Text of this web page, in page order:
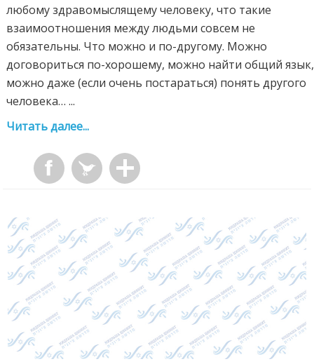
любому здравомыслящему человеку, что такие
взаимоотношения между людьми совсем не
обязательны. Что можно и по-другому. Можно
договориться по-хорошему, можно найти общий язык,
можно даже (если очень постараться) понять другого
человека… ...
Читать далее...